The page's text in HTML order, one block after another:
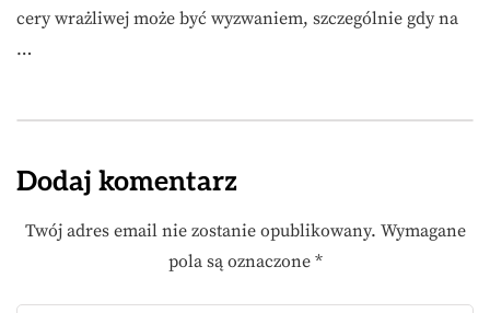
cery wrażliwej może być wyzwaniem, szczególnie gdy na
…
Dodaj komentarz
Twój adres email nie zostanie opublikowany. Wymagane
pola są oznaczone *